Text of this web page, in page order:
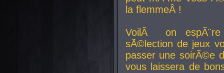
la flemmeÂ !
VoilÃ on
sÃ©lection de jeux
passer une soirÃ©e
vous laissera de